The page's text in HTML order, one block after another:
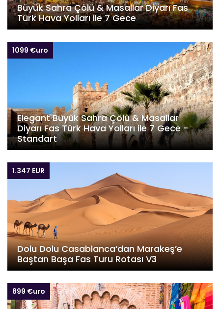
Büyük Sahra Çölü & Masallar Diyarı Fas
Türk Hava Yolları ile 7 Gece
1099 €uro
Elegant Büyük Sahra Çölü & Masallar
Diyarı Fas Türk Hava Yolları ile 7 Gece -
Standart
1.347 EUR
Dolu Dolu Casablanca‘dan Marakeş’e
Baştan Başa Fas Turu Rotası V3
899 €uro